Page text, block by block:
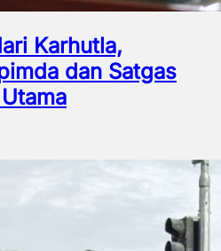
Karhutla,
dan Satgas